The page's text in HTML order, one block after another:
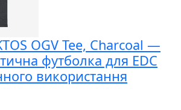
OGV Tee, Charcoal —
футболка для EDC
використання